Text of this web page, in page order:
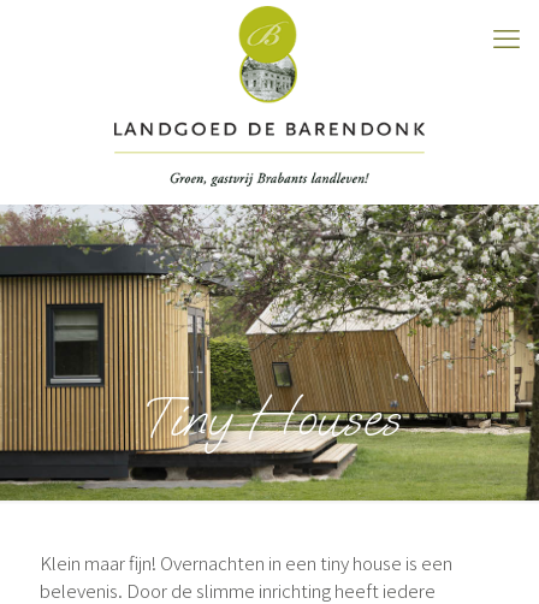
Tiny Houses
Klein maar fijn! Overnachten in een tiny house is een
belevenis. Door de slimme inrichting heeft iedere